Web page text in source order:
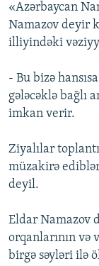
«Azərbaycan
Namazov deyir
illiyindəki
- Bu bizə
gələcəklə bağlı
imkan verir.
Ziyalılar
müzakirə
deyil.
Eldar Namazov
orqanlarının və
birgə səyləri ilə